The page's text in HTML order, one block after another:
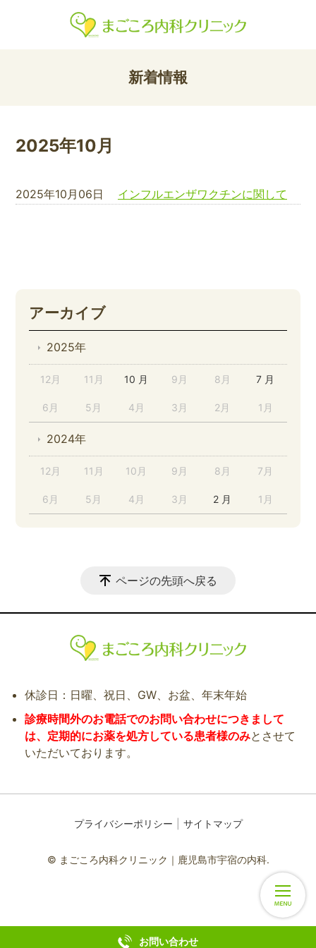
新着情報
2025年10月
インフルエンザワクチンに関して
2025年10月06日
お問い合わせ
アーカイブ
2025年
12月 11月 10 月 9月 8月 7 月
6月 5月 4月 3月 2月 1月
2024年
12月 11月 10月 9月 8月 7月
6月 5月 4月 3月 2 月 1月
ページの先頭へ戻る
休診日：日曜、祝日、GW、お盆、年末年始
診療時間外のお電話でのお問い合わせにつきまして
は、定期的にお薬を処方している患者様のみとさせて
いただいております。
プライバシーポリシー サイトマップ
© まごころ内科クリニック｜鹿児島市宇宿の内科.